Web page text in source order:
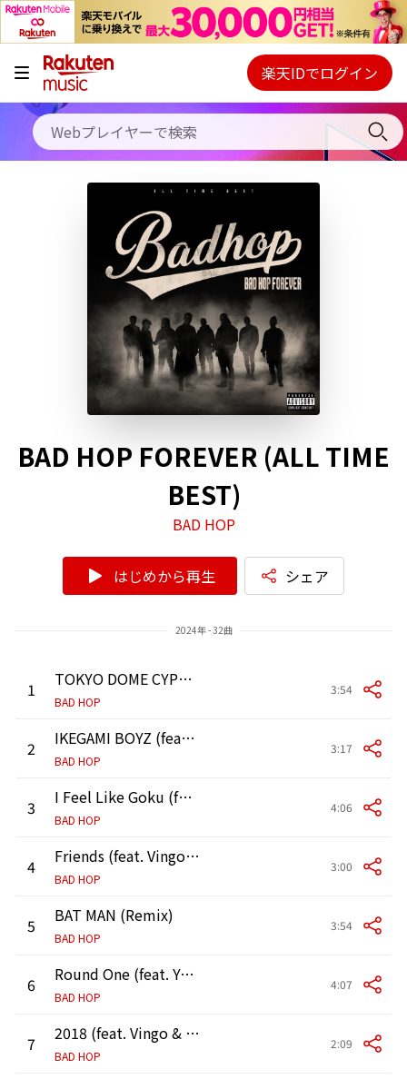
キャンペーン
料金プラン
使い方
初回30日間無料お試し
Webプレイヤー
ご契約内容の確認・変更
楽天IDでログイン
BAD HOP FOREVER (ALL TIME
BEST)
BAD HOP
はじめから再生 シェア
2024年 - 32曲
1 TOKYO DOME CYPHER
BAD HOP
3:54
2 IKEGAMI BOYZ (feat. Bark, YZERR, Tiji Jojo & T-Pablow)
BAD HOP
3:17
3 I Feel Like Goku (feat. T-Pablow, Vingo & G-k.i.d)
BAD HOP
4:06
4 Friends (feat. Vingo, JP THE WAVY, Benjazzy, YZERR & LEX)
BAD HOP
3:00
5 BAT MAN (Remix)
BAD HOP
3:54
6 Round One (feat. YZERR, G-k.i.d, Vingo & Bark)
BAD HOP
4:07
7 2018 (feat. Vingo & Benjazzy)
BAD HOP
2:09